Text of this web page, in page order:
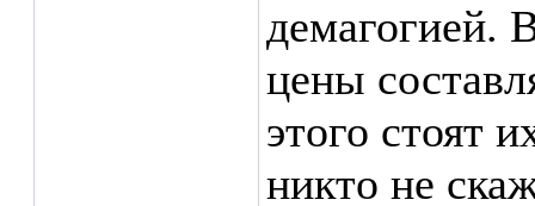
демагогией.
цены
этого стоят
никто не